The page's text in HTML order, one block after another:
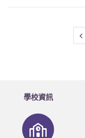
學校資訊